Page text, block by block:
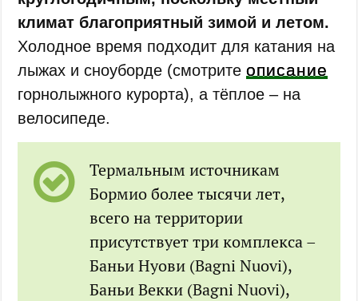
климат благоприятный зимой и летом.
Холодное время подходит для катания на
лыжах и сноуборде (смотритеописание
горнолыжного курорта), а тёплое – на
велосипеде.
Термальным источникам
Бормио более тысячи лет,
всего на территории
присутствует три комплекса –
Баньи Нуови (Bagni Nuovi),
Баньи Векки (Bagni Nuovi),